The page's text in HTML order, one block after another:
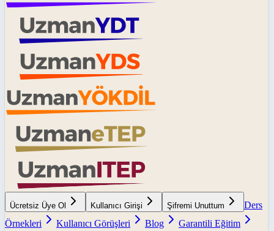
Ücretsiz Üye Ol Kullanıcı Girişi Şifremi Unuttum
Ders
Örnekleri
Kullanıcı Görüşleri Blog
Garantili Eğitim